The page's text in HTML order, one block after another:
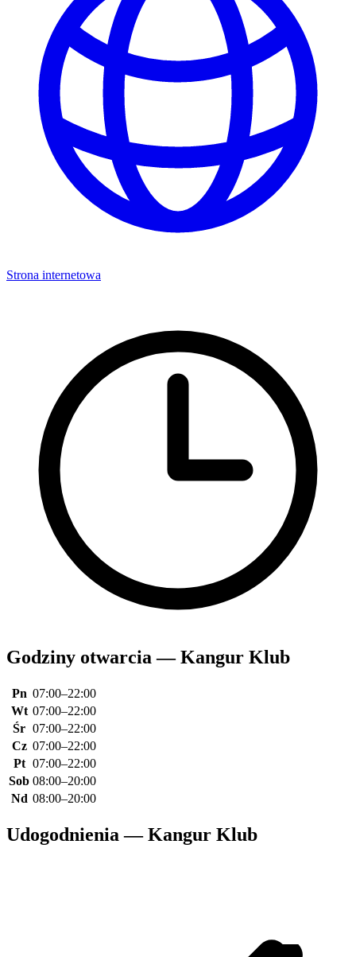
Strona internetowa
Godziny otwarcia — Kangur Klub
Pn 07:00–22:00
Wt 07:00–22:00
Śr 07:00–22:00
Cz 07:00–22:00
Pt 07:00–22:00
Sob 08:00–20:00
Nd 08:00–20:00
Udogodnienia — Kangur Klub